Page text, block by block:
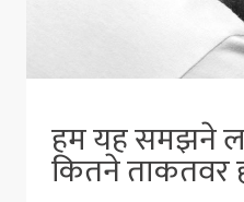
हम यह समझने
कितने ताकतवर